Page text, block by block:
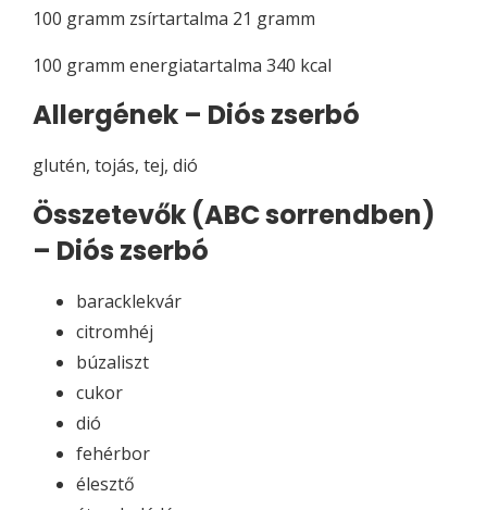
100 gramm zsírtartalma 21 gramm
100 gramm energiatartalma 340 kcal
Allergének – Diós zserbó
glutén, tojás, tej, dió
Összetevők (ABC sorrendben)
– Diós zserbó
baracklekvár
citromhéj
búzaliszt
cukor
dió
fehérbor
élesztő